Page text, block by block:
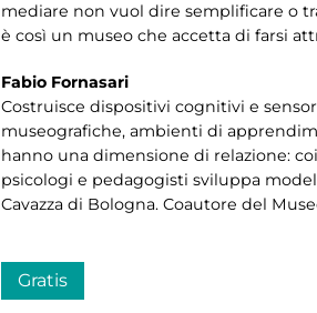
mediare non vuol dire semplificare o
è così un museo che accetta di farsi
Fabio Fornasari
Costruisce dispositivi cognitivi e
museografiche, ambienti di
hanno una dimensione di relazione:
psicologi e pedagogisti sviluppa
Cavazza di Bologna. Coautore del
Gratis